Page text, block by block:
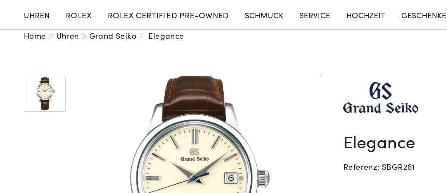
Neu bei Vogl: Uhren von Grand Seiko
Neu bei Vogl: Cartier
UHREN ROLEX ROLEX CERTIFIED PRE-OWNED SCHMUCK SERVICE HOCHZEIT
Home Uhren Grand Seiko Elegance
Elegance
Referenz: SBGR261